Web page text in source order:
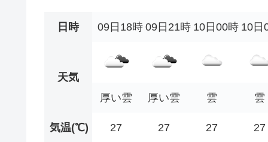
日時 09日18時 09日21時 10日00時 10日
天気
厚い雲
厚い雲 雲 雲
気温(℃) 27 27 27 27